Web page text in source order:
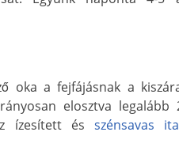
oka a fejfájásnak a
elosztva legalább
ízesített és szénsavas